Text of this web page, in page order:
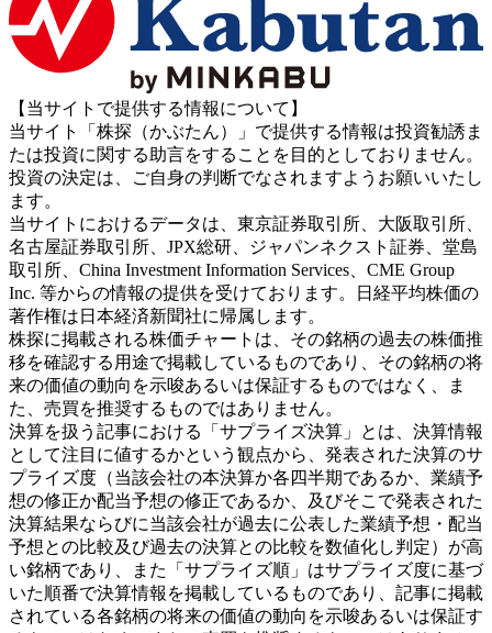
【当サイトで提供する情報について】
当サイト「株探（かぶたん）」で提供する情報は投資勧誘ま
たは投資に関する助言をすることを目的としておりません。
投資の決定は、ご自身の判断でなされますようお願いいたし
ます。
当サイトにおけるデータは、東京証券取引所、大阪取引所、
名古屋証券取引所、JPX総研、ジャパンネクスト証券、堂島
取引所、China Investment Information Services、CME Group
Inc. 等からの情報の提供を受けております。日経平均株価の
著作権は日本経済新聞社に帰属します。
株探に掲載される株価チャートは、その銘柄の過去の株価推
移を確認する用途で掲載しているものであり、その銘柄の将
来の価値の動向を示唆あるいは保証するものではなく、ま
た、売買を推奨するものではありません。
決算を扱う記事における「サプライズ決算」とは、決算情報
として注目に値するかという観点から、発表された決算のサ
プライズ度（当該会社の本決算か各四半期であるか、業績予
想の修正か配当予想の修正であるか、及びそこで発表された
決算結果ならびに当該会社が過去に公表した業績予想・配当
予想との比較及び過去の決算との比較を数値化し判定）が高
い銘柄であり、また「サプライズ順」はサプライズ度に基づ
いた順番で決算情報を掲載しているものであり、記事に掲載
されている各銘柄の将来の価値の動向を示唆あるいは保証す